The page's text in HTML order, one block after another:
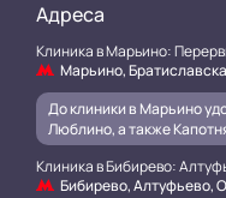
Адреса
Клиника в Марьино:
Марьино,
До клиники в Марьино
Люблино, а также
Клиника в Бибирево:
Бибирево, Алтуфьево,